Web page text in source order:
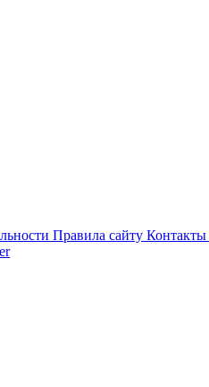
Правила сайту Контакты